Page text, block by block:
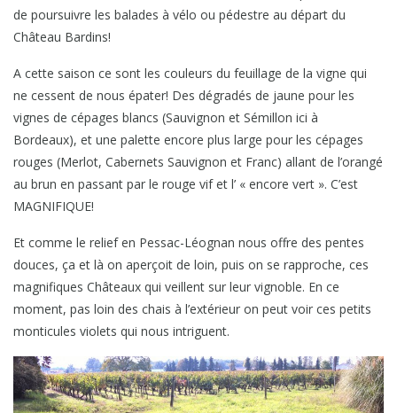
de poursuivre les balades à vélo ou pédestre au départ du
Château Bardins!
A cette saison ce sont les couleurs du feuillage de la vigne qui
ne cessent de nous épater! Des dégradés de jaune pour les
vignes de cépages blancs (Sauvignon et Sémillon ici à
Bordeaux), et une palette encore plus large pour les cépages
rouges (Merlot, Cabernets Sauvignon et Franc) allant de l’orangé
au brun en passant par le rouge vif et l’ « encore vert ». C’est
MAGNIFIQUE!
Et comme le relief en Pessac-Léognan nous offre des pentes
douces, ça et là on aperçoit de loin, puis on se rapproche, ces
magnifiques Châteaux qui veillent sur leur vignoble. En ce
moment, pas loin des chais à l’extérieur on peut voir ces petits
monticules violets qui nous intriguent.